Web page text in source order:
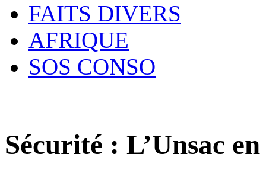
FAITS DIVERS
AFRIQUE
SOS CONSO
Sécurité : L’Unsac